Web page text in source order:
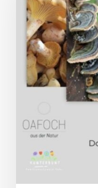
Heilpilze
Schätze
des
Waldes